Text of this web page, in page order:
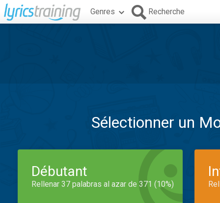
Genres Recherche
Sélectionner un
Débutant
Rellenar 37 palabras al azar de 371 (10%)